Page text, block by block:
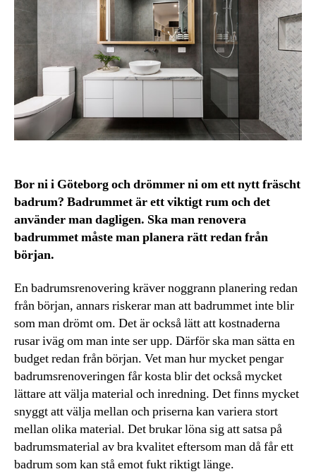
Bor ni i Göteborg och drömmer ni om ett nytt fräscht
badrum? Badrummet är ett viktigt rum och det
använder man dagligen. Ska man renovera
badrummet måste man planera rätt redan från
början.
En badrumsrenovering kräver noggrann planering redan
från början, annars riskerar man att badrummet inte blir
som man drömt om. Det är också lätt att kostnaderna
rusar iväg om man inte ser upp. Därför ska man sätta en
budget redan från början. Vet man hur mycket pengar
badrumsrenoveringen får kosta blir det också mycket
lättare att välja material och inredning. Det finns mycket
snyggt att välja mellan och priserna kan variera stort
mellan olika material. Det brukar löna sig att satsa på
badrumsmaterial av bra kvalitet eftersom man då får ett
badrum som kan stå emot fukt riktigt länge.